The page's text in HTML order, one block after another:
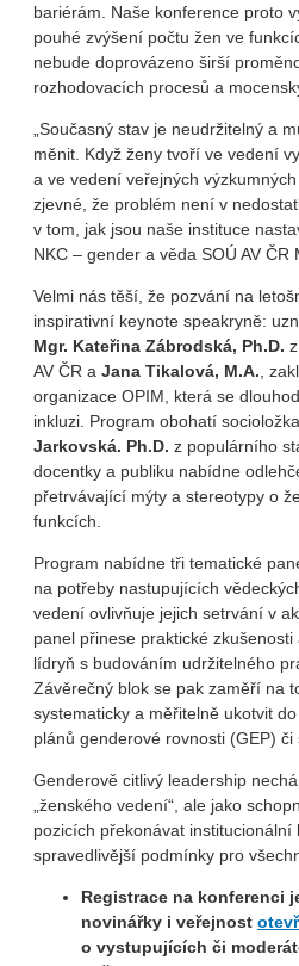
bariérám. Naše konference proto
pouhé zvýšení počtu žen ve
nebude doprovázeno širší
rozhodovacích procesů a
„Současný stav je neudržitelný a
měnit. Když ženy tvoří ve vedení
a ve vedení veřejných
zjevné, že problém není v
v tom, jak jsou naše instituce
NKC – gender a věda SOÚ AV ČR
Velmi nás těší, že pozvání na
inspirativní keynote speakryně:
Mgr. Kateřina Zábrodská, Ph.D.
AV ČR a Jana Tikalová, M.A.,
organizace OPIM, která se
inkluzi. Program obohatí socioložka
Jarkovská. Ph.D. z populárního
docentky a publiku nabídne
přetrvávající mýty a stereotypy o
funkcích.
Program nabídne tři tematické
na potřeby nastupujících
vedení ovlivňuje jejich setrvání v
panel přinese praktické
lídryň s budováním udržitelného
Závěrečný blok se pak zaměří na
systematicky a měřitelně ukotvit
plánů genderové rovnosti (GEP) či
Genderově citlivý leadership
„ženského vedení“, ale jako
pozicích překonávat
spravedlivější podmínky pro
Registrace na konferenci
novinářky i veřejnost
o vystupujících či